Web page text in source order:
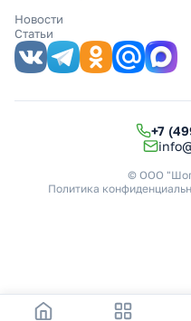
Новости
Статьи
+7
© ООО
Политика